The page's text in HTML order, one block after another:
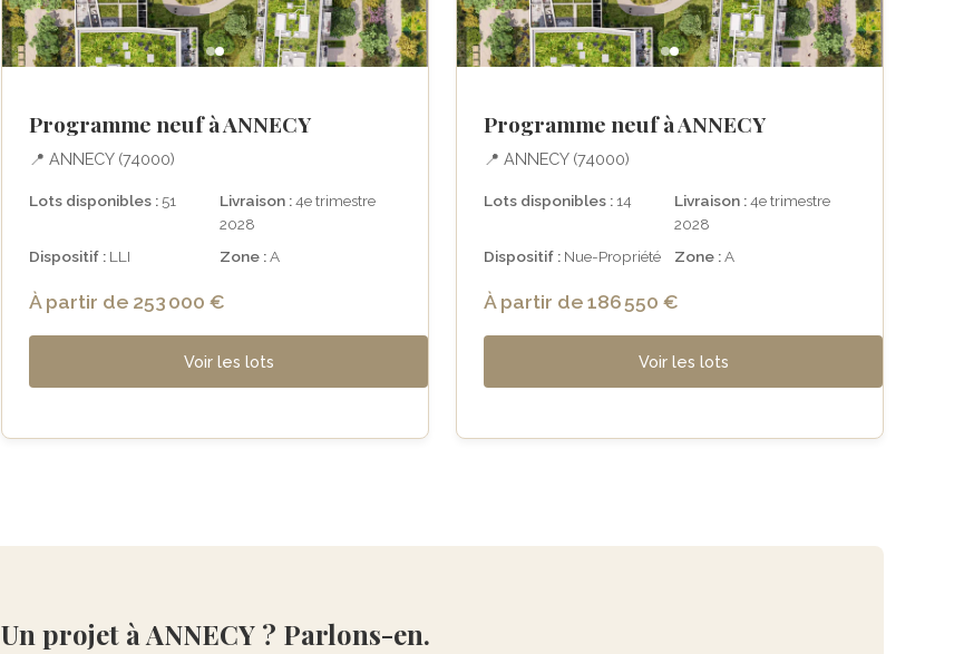
Programme neuf à ANNECY
📍 ANNECY (74000)
Lots disponibles :51 Livraison :4e trimestre
2028
Dispositif : LLI Zone :A
À partir de 253 000 €
Voir les lots
Programme neuf à ANNECY
📍 ANNECY (74000)
Lots disponibles : 14 Livraison :4e trimestre
2028
Dispositif : Nue-Propriété Zone :A
À partir de 186 550 €
Voir les lots
Un projet à ANNECY ? Parlons-en.